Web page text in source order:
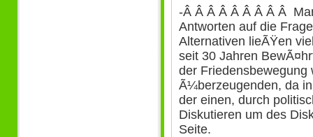
-Â Â Â Â Â Â Â Â Â
Antworten auf die
Alternativen lieÃŸen
seit 30 Jahren
der Friedensbewegung
Ã¼berzeugenden, da
der einen, durch
Diskutieren um des
Seite.